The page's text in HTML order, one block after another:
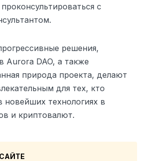
с
решения,
Aurora DAO, а также
природа проекта, делают
для тех, кто
новейших технологиях в
и криптовалют.